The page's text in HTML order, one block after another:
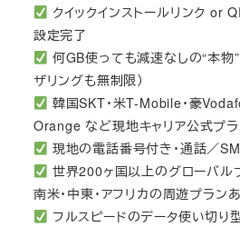
クイックインストールリンク or
設定完了
何GB使っても減速なしの“本物
ザリングも無制限）
韓国SKT・米T-Mobile・豪
Orange など現地キャリア公式プ
現地の電話番号付き・通話／
世界200ヶ国以上のグローバルプ
南米・中東・アフリカの周遊プランあ
フルスピードのデータ使い切り